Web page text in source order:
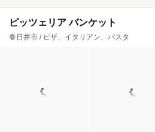
ピッツェリア バンケット
春日井市 / ピザ、イタリアン、パスタ